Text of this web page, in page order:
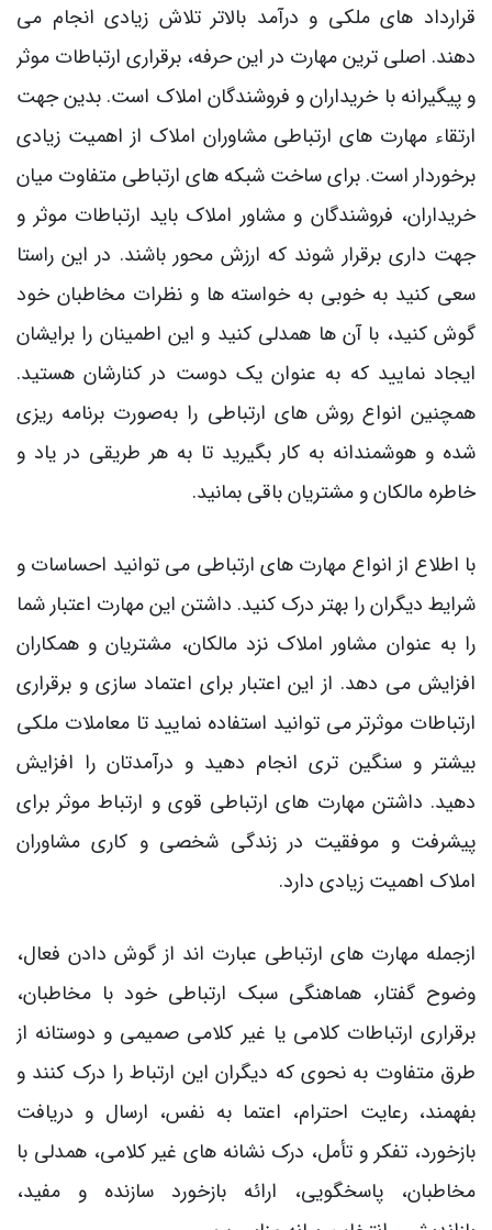
قرارداد های ملکی و درآمد بالاتر تلاش زیادی انجام می‌
دهند. اصلی‌ ترین مهارت در این حرفه، برقراری ارتباطات موثر
و پیگیرانه با خریداران و فروشندگان املاک است. بدین‌ جهت
ارتقاء مهارت‌ های ارتباطی مشاوران املاک از اهمیت زیادی
برخوردار است. برای ساخت شبکه‌ های ارتباطی متفاوت میان
خریداران، فروشندگان و مشاور املاک باید ارتباطات موثر و
جهت داری برقرار شوند که ارزش محور باشند. در این راستا
سعی کنید به خوبی به خواسته ها و نظرات مخاطبان خود
گوش کنید، با آن‌ ها همدلی کنید و این اطمینان را برایشان
ایجاد نمایید که به عنوان یک دوست در کنارشان هستید.
همچنین انواع روش های ارتباطی را به‌صورت برنامه ریزی
شده و هوشمندانه به کار بگیرید تا به هر طریقی در یاد و
خاطره مالکان و مشتریان باقی بمانید.
با اطلاع از انواع مهارت های ارتباطی می توانید احساسات و
شرایط دیگران را بهتر درک کنید. داشتن این مهارت اعتبار شما
را به عنوان مشاور املاک نزد مالکان، مشتریان و همکاران
افزایش می دهد. از این اعتبار برای اعتماد سازی و برقراری
ارتباطات موثرتر می توانید استفاده نمایید تا معاملات ملکی
بیشتر و سنگین تری انجام دهید و درآمدتان را افزایش
دهید. داشتن مهارت های ارتباطی قوی و ارتباط موثر برای
پیشرفت و موفقیت در زندگی شخصی و کاری مشاوران
املاک اهمیت زیادی دارد.
ازجمله مهارت های ارتباطی عبارت اند از گوش دادن فعال،
وضوح گفتار، هماهنگی سبک ارتباطی خود با مخاطبان،
برقراری ارتباطات کلامی یا غیر کلامی صمیمی و دوستانه از
طرق متفاوت به نحوی که دیگران این ارتباط را درک کنند و
بفهمند، رعایت احترام، اعتما به نفس، ارسال و دریافت
بازخورد، تفکر و تأمل، درک نشانه های غیر کلامی، همدلی با
مخاطبان، پاسخگویی، ارائه بازخورد سازنده و مفید،